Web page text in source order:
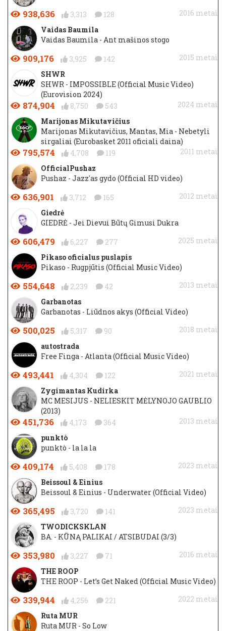
938,636 3,313 128
2016 metai
Vaidas Baumila
Vaidas Baumila - Ant mašinos stogo
909,176 3,925 142
2015 metai
SHWR
SHWR - IMPOSSIBLE (Official Music Video)
(Eurovision 2024)
874,904 8,750 543
2024 metai
Marijonas Mikutavičius
Marijonas Mikutavičius, Mantas, Mia - Nebetyli
sirgaliai (Eurobasket 2011 oficiali daina)
795,574 4,708 119
2011 metai
OfficialPushaz
Pushaz - Jazz'as gydo (Official HD video)
636,901 3,712 165
2012 metai
Giedrė
GIEDRĖ - Jei Dievui Būtų Gimusi Dukra
606,479 6,227 277
2025 metai
Pikaso oficialus puslapis
Pikaso - Rugpjūtis (Official Music Video)
554,648 2,239 42
2013 metai
Garbanotas
Garbanotas - Liūdnos akys (Official Video)
500,025 5,317 90
2018 metai
autostrada
Free Finga - Atlanta (Official Music Video)
493,441 4,304 122
2021 metai
Zygimantas Kudirka
MC MESIJUS - NELIESKIT MĖLYNOJO GAUBLIO
(2013)
451,736 4,173 364
2013 metai
punktò
punktò - la la la
409,174 5,408 178
2023 metai
Beissoul & Einius
Beissoul & Einius - Underwater (Official Video)
365,495 3,720 141
2023 metai
TWODICKSKLAN
BA. - KŪNĄ PALIKAI / ATSIBUDAI (3/3)
353,980 3,227 71
2016 metai
THE ROOP
THE ROOP - Let’s Get Naked (Official Music Video)
339,944 4,256 221
2022 metai
Ruta MUR
Ruta MUR - So Low